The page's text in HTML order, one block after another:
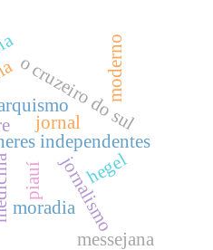
independentes
o cruzeiro do sul
jornal
moradiajornalismo
hegel
moderno
messejana
piauí